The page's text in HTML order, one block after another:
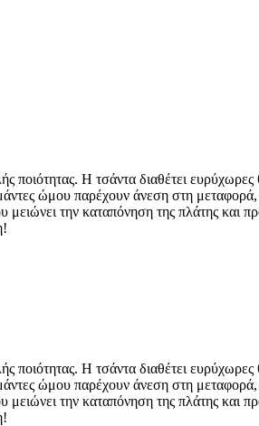
Η τσάντα διαθέτει
ώμου παρέχουν άνεση στη
την καταπόνηση της πλάτης
Η τσάντα διαθέτει
ώμου παρέχουν άνεση στη
την καταπόνηση της πλάτης